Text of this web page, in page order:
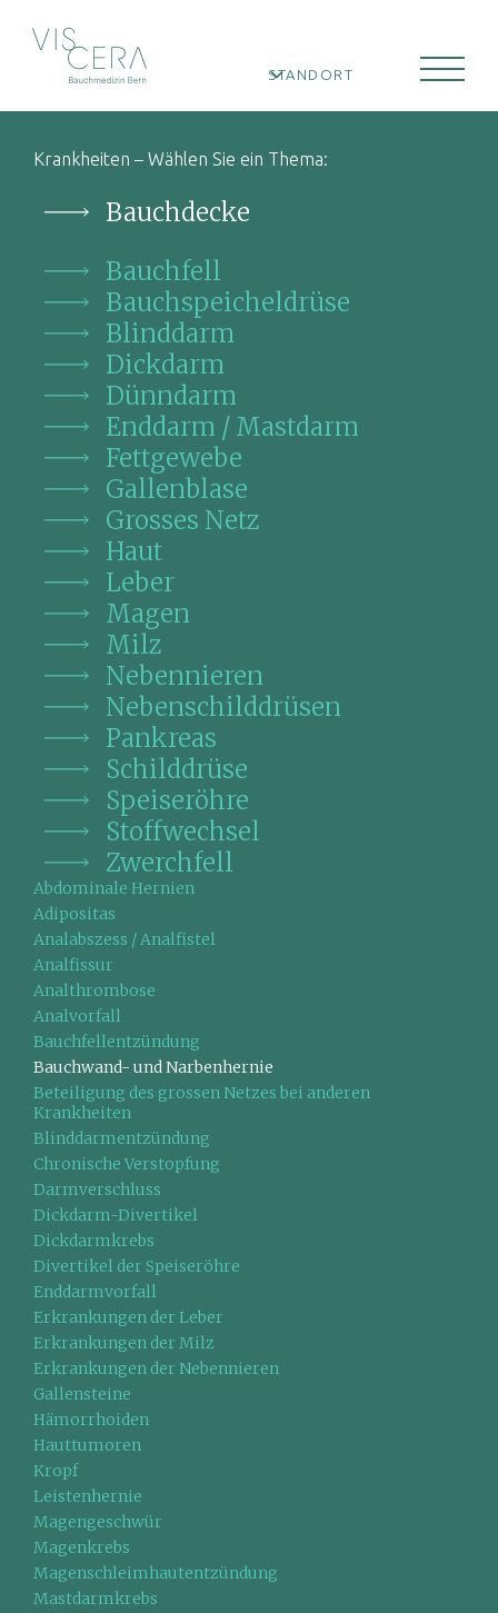
STANDORT
Krankheiten – Wählen Sie ein Thema:
Bauchdecke
Bauchfell
Bauchspeicheldrüse
Blinddarm
Dickdarm
Dünndarm
Enddarm / Mastdarm
Fettgewebe
Gallenblase
Grosses Netz
Haut
Leber
Magen
Milz
Nebennieren
Nebenschilddrüsen
Pankreas
Schilddrüse
Speiseröhre
Stoffwechsel
Zwerchfell
Abdominale Hernien
Adipositas
Analabszess / Analfistel
Analfissur
Analthrombose
Analvorfall
Bauchfellentzündung
Bauchwand- und Narbenhernie
Beteiligung des grossen Netzes bei anderen
Krankheiten
Blinddarmentzündung
Chronische Verstopfung
Darmverschluss
Dickdarm-Divertikel
Dickdarmkrebs
Divertikel der Speiseröhre
Enddarmvorfall
Erkrankungen der Leber
Erkrankungen der Milz
Erkrankungen der Nebennieren
Gallensteine
Hämorrhoiden
Hauttumoren
Kropf
Leistenhernie
Magengeschwür
Magenkrebs
Magenschleimhautentzündung
Mastdarmkrebs